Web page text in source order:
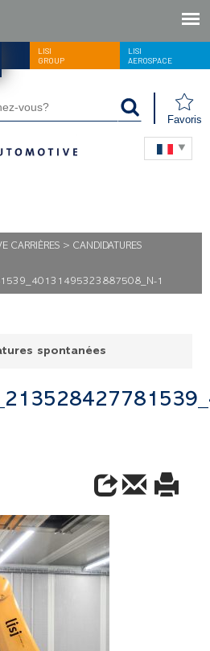
LISI
GROUP
LISI
AEROSPACE
Favoris
CARRIÈRES > CANDIDATURES
1
spontanées